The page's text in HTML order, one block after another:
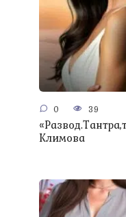
0 39
Климова